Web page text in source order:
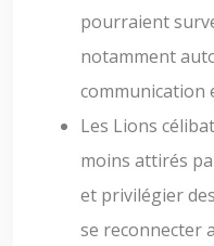
pourraient
notamment
communication
Les Lions
moins attirés
et privilégier
se reconnecter